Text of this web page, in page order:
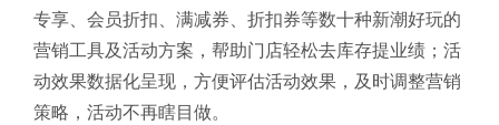
专享、会员折扣、满减券、折扣券等数十种新潮好玩的
营销工具及活动方案，帮助门店轻松去库存提业绩；活
动效果数据化呈现，方便评估活动效果，及时调整营销
策略，活动不再瞎目做。